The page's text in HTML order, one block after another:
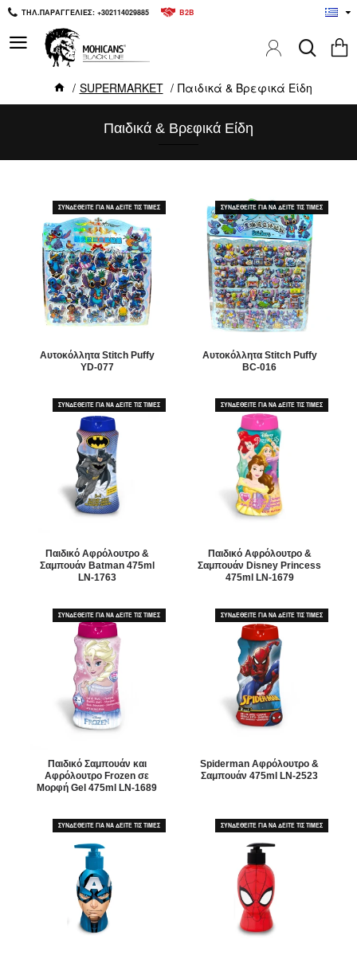
ΤΗΛ.ΠΑΡΑΓΓΕΛΙΕΣ: +302114029885 B2B
SUPERMARKET Παιδικά & Βρεφικά Είδη
Παιδικά & Βρεφικά Είδη
ΣΥΝΔΕΘΕΙΤΕ ΓΙΑ ΝΑ ΔΕΙΤΕ ΤΙΣ ΤΙΜΕΣ
Aυτοκόλλητα Stitch Puffy
YD-077
ΣΥΝΔΕΘΕΙΤΕ ΓΙΑ ΝΑ ΔΕΙΤΕ ΤΙΣ ΤΙΜΕΣ
Aυτοκόλλητα Stitch Puffy
BC-016
ΣΥΝΔΕΘΕΙΤΕ ΓΙΑ ΝΑ ΔΕΙΤΕ ΤΙΣ ΤΙΜΕΣ
Παιδικό Αφρόλουτρο &
Σαμπουάν Batman 475ml
LN-1763
ΣΥΝΔΕΘΕΙΤΕ ΓΙΑ ΝΑ ΔΕΙΤΕ ΤΙΣ ΤΙΜΕΣ
Παιδικό Αφρόλουτρο &
Σαμπουάν Disney Princess
475ml LN-1679
ΣΥΝΔΕΘΕΙΤΕ ΓΙΑ ΝΑ ΔΕΙΤΕ ΤΙΣ ΤΙΜΕΣ
Παιδικό Σαμπουάν και
Αφρόλουτρο Frozen σε
Μορφή Gel 475ml LN-1689
ΣΥΝΔΕΘΕΙΤΕ ΓΙΑ ΝΑ ΔΕΙΤΕ ΤΙΣ ΤΙΜΕΣ
Spiderman Αφρόλουτρο &
Σαμπουάν 475ml LN-2523
ΣΥΝΔΕΘΕΙΤΕ ΓΙΑ ΝΑ ΔΕΙΤΕ ΤΙΣ ΤΙΜΕΣ ΣΥΝΔΕΘΕΙΤΕ ΓΙΑ ΝΑ ΔΕΙΤΕ ΤΙΣ ΤΙΜΕΣ